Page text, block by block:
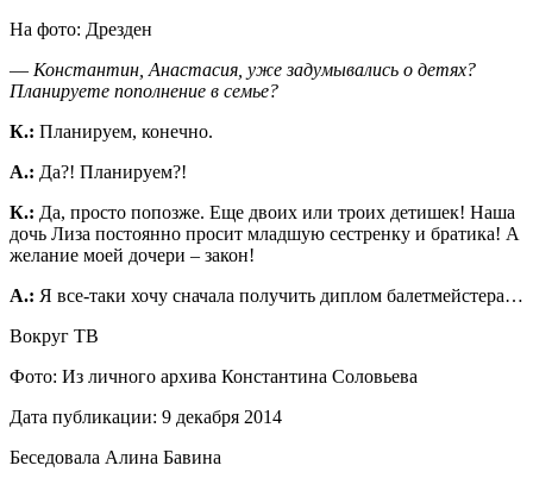
На фото: Дрезден
― Константин, Анастасия, уже задумывались о детях?
Планируете пополнение в семье?
К.: Планируем, конечно.
А.: Да?! Планируем?!
К.: Да, просто попозже. Еще двоих или троих детишек! Наша
дочь Лиза постоянно просит младшую сестренку и братика! А
желание моей дочери – закон!
А.: Я все-таки хочу сначала получить диплом балетмейстера…
Вокруг ТВ
Фото: Из личного архива Константина Соловьева
Дата публикации: 9 декабря 2014
Беседовала Алина Бавина